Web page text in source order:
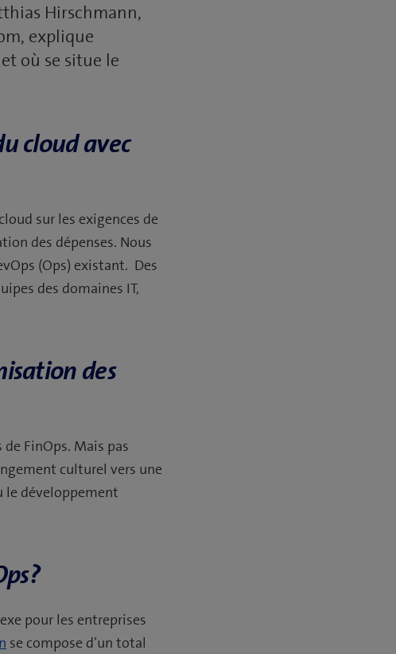
Hirschmann,
explique
où se situe le
cloud avec
sur les exigences de
des dépenses. Nous
(Ops) existant. Des
des domaines IT,
des
FinOps. Mais pas
culturel vers une
le développement
pour les entreprises
se compose d’un total